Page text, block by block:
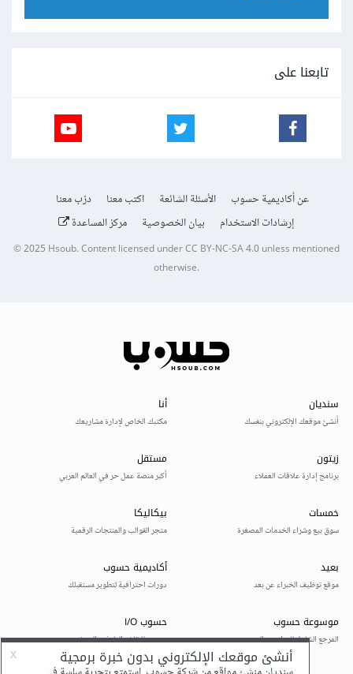
تابعنا على
عن أكاديمية حسوب الأسئلة الشائعة اكتب معنا
درّب معنا
إرشادات الاستخدام
بيان الخصوصية مركز المساعدة
© 2025Hsoub.Content licensed underCC BY-NC-SA 4.0unless mentioned
otherwise.